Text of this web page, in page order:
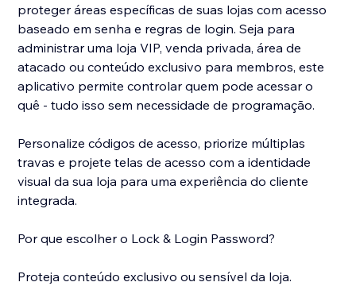
proteger áreas específicas de suas lojas com acesso
baseado em senha e regras de login. Seja para
administrar uma loja VIP, venda privada, área de
atacado ou conteúdo exclusivo para membros, este
aplicativo permite controlar quem pode acessar o
quê - tudo isso sem necessidade de programação.
Personalize códigos de acesso, priorize múltiplas
travas e projete telas de acesso com a identidade
visual da sua loja para uma experiência do cliente
integrada.
Por que escolher o Lock & Login Password?
Proteja conteúdo exclusivo ou sensível da loja.